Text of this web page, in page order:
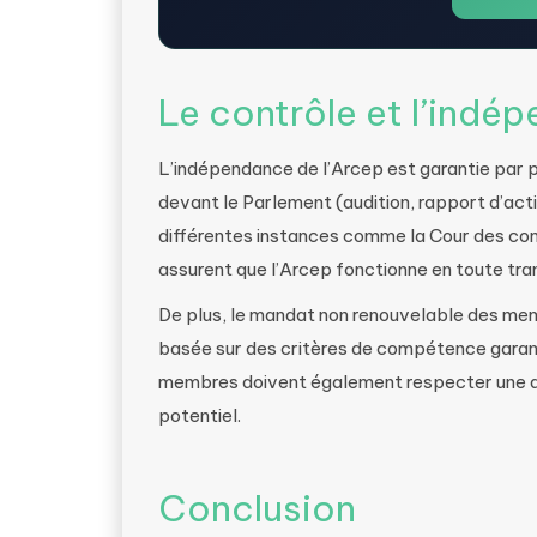
Le contrôle et
L’indépendance de l’Arcep est garantie
devant le Parlement (audition, rapport
différentes instances comme la Cour des
assurent que l’Arcep fonctionne en toute
De plus, le mandat non renouvelable des
basée sur des critères de compétence
membres doivent également respecter
potentiel.
Conclusion